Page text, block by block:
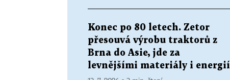
Konec po 80 letech. Zetor
přesouvá výrobu traktorů z
Brna do Asie, jde za
levnějšími materiály i energií